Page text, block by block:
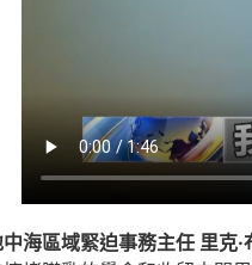
海區域緊迫事務主任 里克·